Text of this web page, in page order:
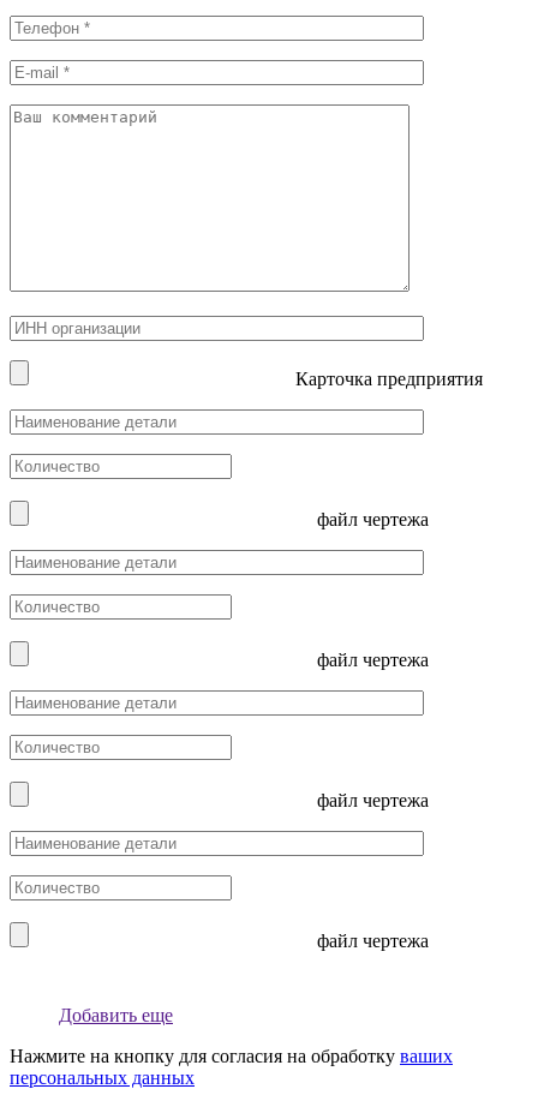
Карточка предприятия
файл чертежа
файл чертежа
файл чертежа
файл чертежа
Добавить еще
Нажмите на кнопку для согласия на обработку ваших
персональных данных